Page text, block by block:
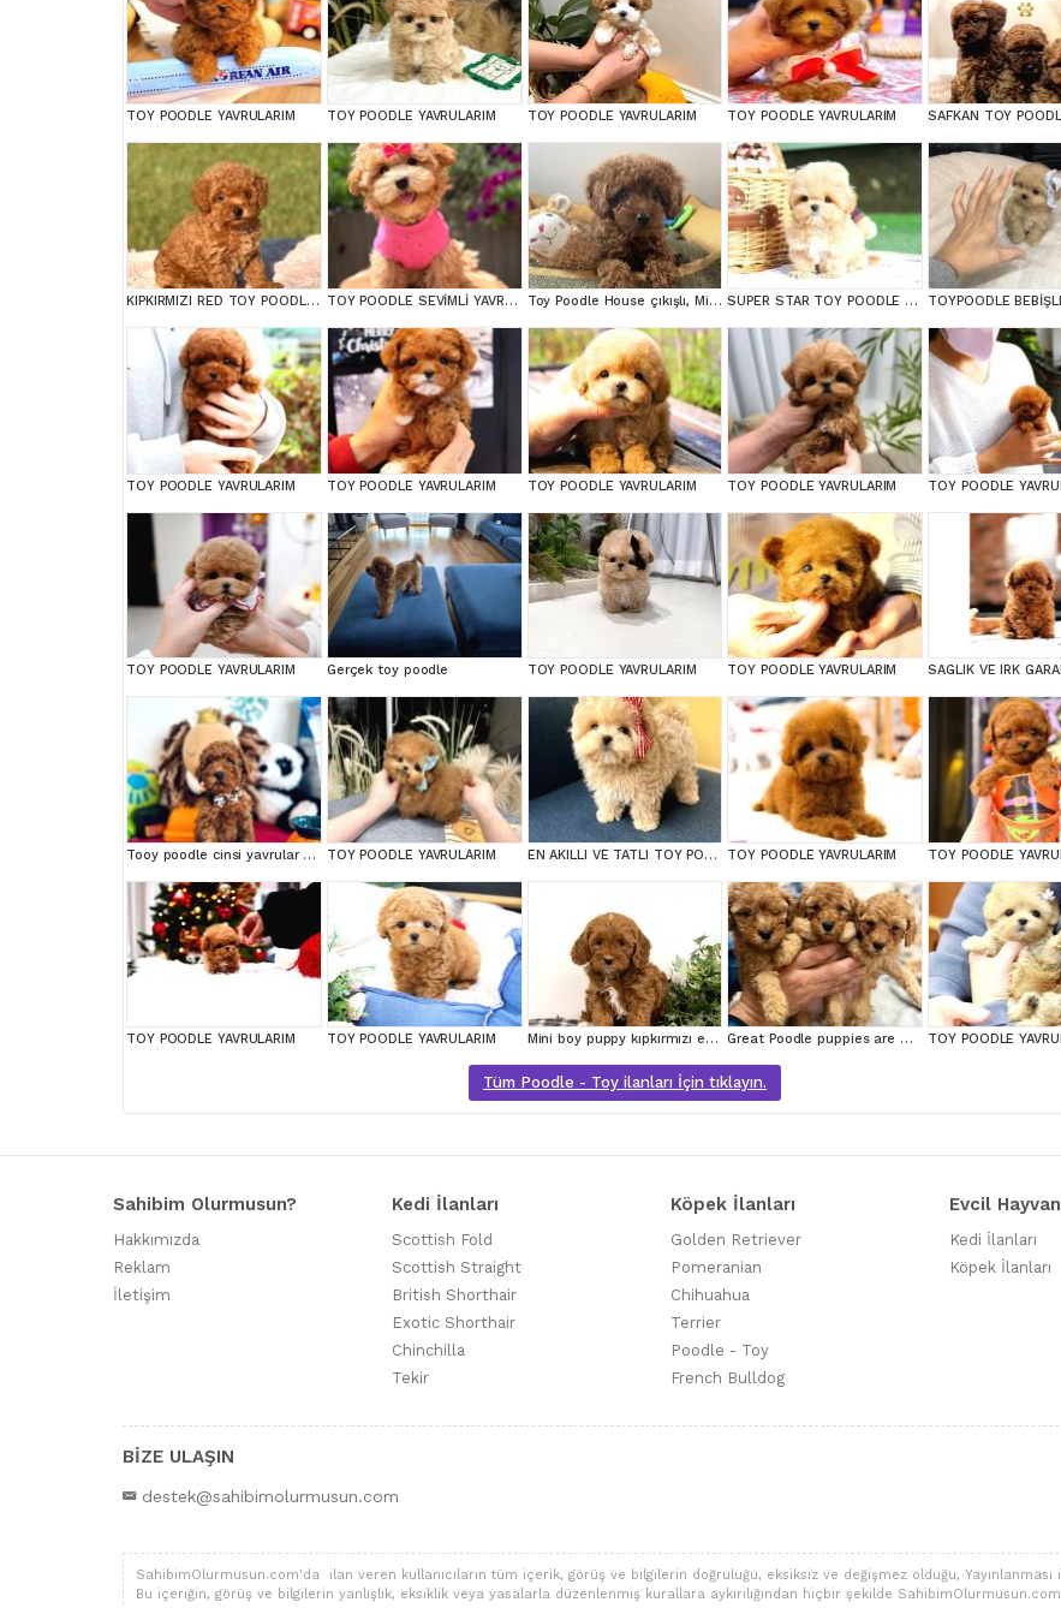
TOY POODLE YAVRULARIM TOY POODLE YAVRULARIM TOY POODLE YAVRULARIM TOY POODLE YAVRULARIM
KIPKIRMIZI RED TOY POODLE SEVİMLİ YAVRULAR TOY POODLE SEVİMLİ YAVRULAR EV ÜRETİMİ Toy Poodle House çıkışlı, Micro Boy Toy Poodle kızımız yeni ailesini arıyor SUPER STAR TOY POODLE YAVRULARIM TOYPOODLE
TOY POODLE YAVRULARIM TOY POODLE YAVRULARIM TOY POODLE YAVRULARIM TOY POODLE YAVRULARIM TOY POODLE
TOY POODLE YAVRULARIM Gerçek toy poodle TOY POODLE YAVRULARIM TOY POODLE YAVRULARIM
Tooy poodle cinsi yavrular DİŞİ erkek mevcuttur TOY POODLE YAVRULARIM EN AKILLI VE TATLI TOY POODLE BEBEKLERIMIZ TOY POODLE YAVRULARIM TOY POODLE
TOY POODLE YAVRULARIM TOY POODLE YAVRULARIM Mini boy puppy kıpkırmızı ev üretimi TOOY POODLE Great Poodle puppies are waiting for you! TOY POODLE
Tüm Poodle - Toy ilanları İçin tıklayın.
Sahibim Olurmusun?
Hakkımızda
Reklam
İletişim
Kedi İlanları
Scottish Fold
Scottish Straight
British Shorthair
Exotic Shorthair
Chinchilla
Tekir
Köpek İlanları
Golden Retriever
Pomeranian
Chihuahua
Terrier
Poodle - Toy
French Bulldog
Evcil
Kedi İlanları
Köpek İlanları
BİZE ULAŞIN
destek@sahibimolurmusun.com
SahibimOlurmusun.com'da ilan veren kullanıcıların tüm içerik, görüş ve bilgilerin doğruluğu, eksiksiz ve değişmez olduğu,
Bu içeriğin, görüş ve bilgilerin yanlışlık, eksiklik veya yasalarla düzenlenmiş kurallara aykırılığından hiçbir şekilde